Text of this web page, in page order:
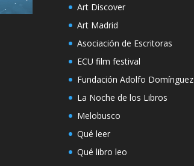
Art Discover
Art Madrid
Asociación de Escritoras
ECU film festival
Fundación Adolfo Domínguez
La Noche de los Libros
Melobusco
Qué leer
Qué libro leo